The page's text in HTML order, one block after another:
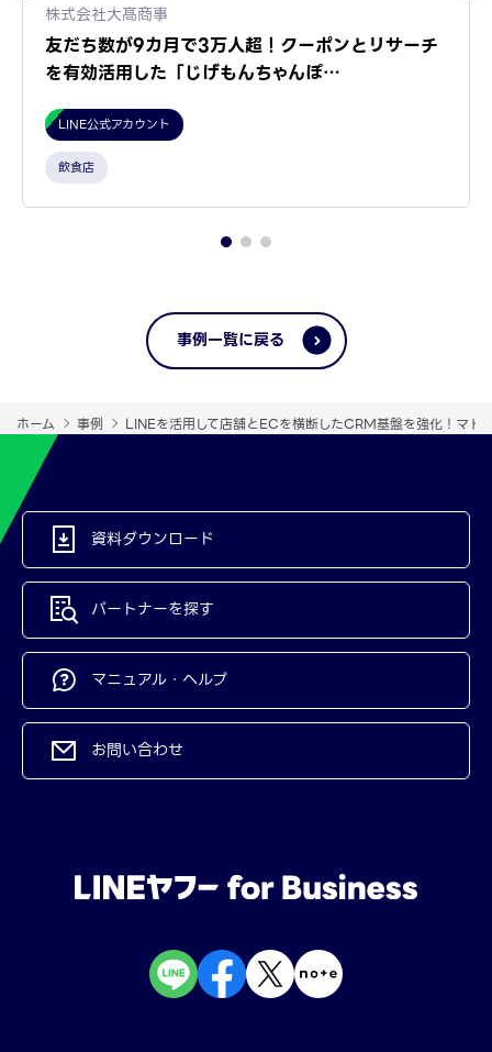
株式会社大髙商事
友だち数が9カ月で3万人超！クーポンとリサーチ
を有効活用した「じげもんちゃんぽ…
LINE公式アカウント
飲食店
事例一覧に戻る
ホーム 事例 LINEを活用して店舗とECを横断したCRM基盤を強化！マド
資料ダウンロード
パートナーを探す
マニュアル・ヘルプ
お問い合わせ